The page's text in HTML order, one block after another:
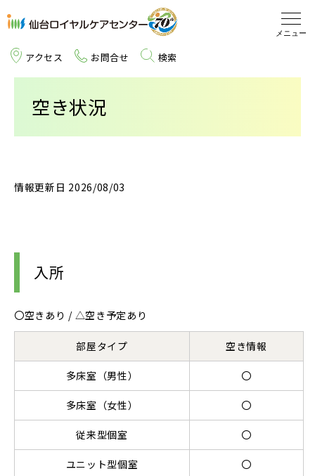
新卒採用
アクセス お問合せ 検索
空き状況
情報更新日 2026/08/03
入所
〇空きあり / △空き予定あり
部屋タイプ 空き情報
多床室（男性） 〇
多床室（女性） 〇
従来型個室 〇
ユニット型個室 〇